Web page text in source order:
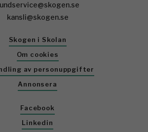
kansli@skogen.se
Skogen i Skolan
Om cookies
av personuppgifter
Annonsera
Facebook
Linkedin